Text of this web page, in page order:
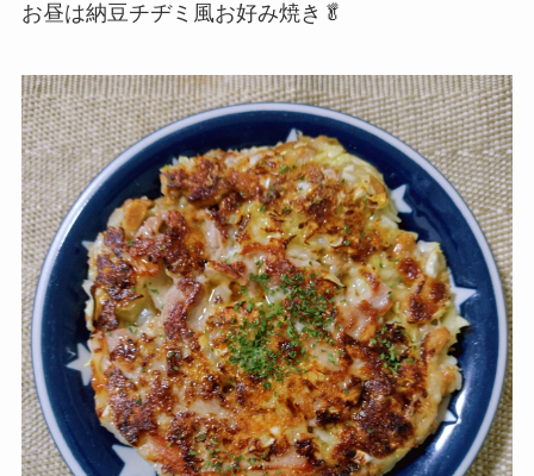
お昼は納豆チヂミ風お好み焼き🥬